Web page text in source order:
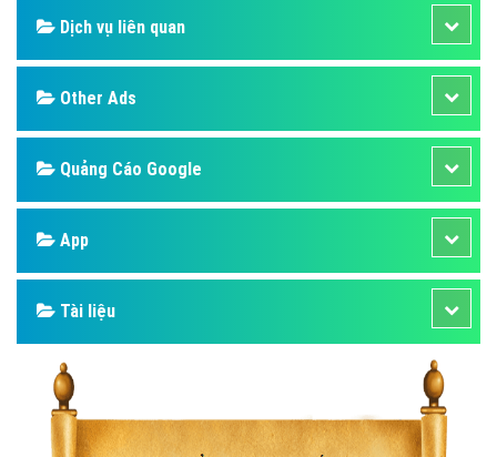
Dịch vụ liên quan
Other Ads
Quảng Cáo Google
App
Tài liệu